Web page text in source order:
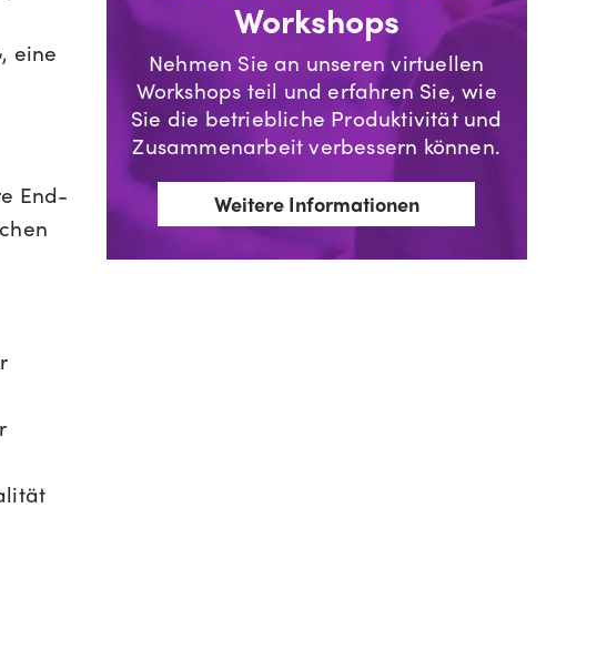
eine
End-
Workshops
Nehmen Sie an unseren virtuellen
Workshops teil und erfahren Sie, wie
Sie die betriebliche Produktivität und
Zusammenarbeit verbessern können.
Weitere Informationen